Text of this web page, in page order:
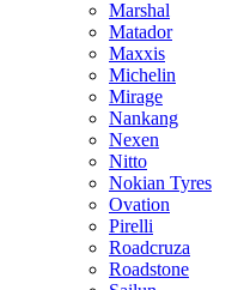
Marshal
Matador
Maxxis
Michelin
Mirage
Nankang
Nexen
Nitto
Nokian Tyres
Ovation
Pirelli
Roadcruza
Roadstone